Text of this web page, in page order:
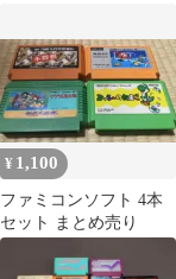
¥ 1,100
ファミコンソフト 4本
セット まとめ売り